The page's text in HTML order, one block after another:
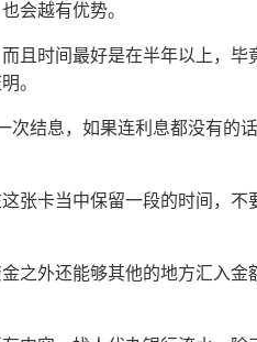
会越有优势。
时间最好是在半年以上，毕
。
结息，如果连利息都没有的
卡当中保留一段的时间，不
外还能够其他的地方汇入金